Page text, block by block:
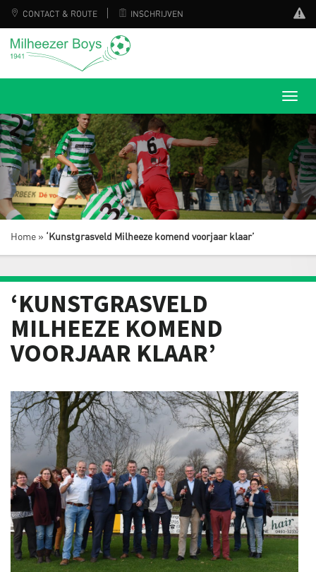
CONTACT & ROUTE INSCHRIJVEN
Home » ‘Kunstgrasveld Milheeze komend voorjaar klaar’
‘KUNSTGRASVELD
MILHEEZE KOMEND
VOORJAAR KLAAR’